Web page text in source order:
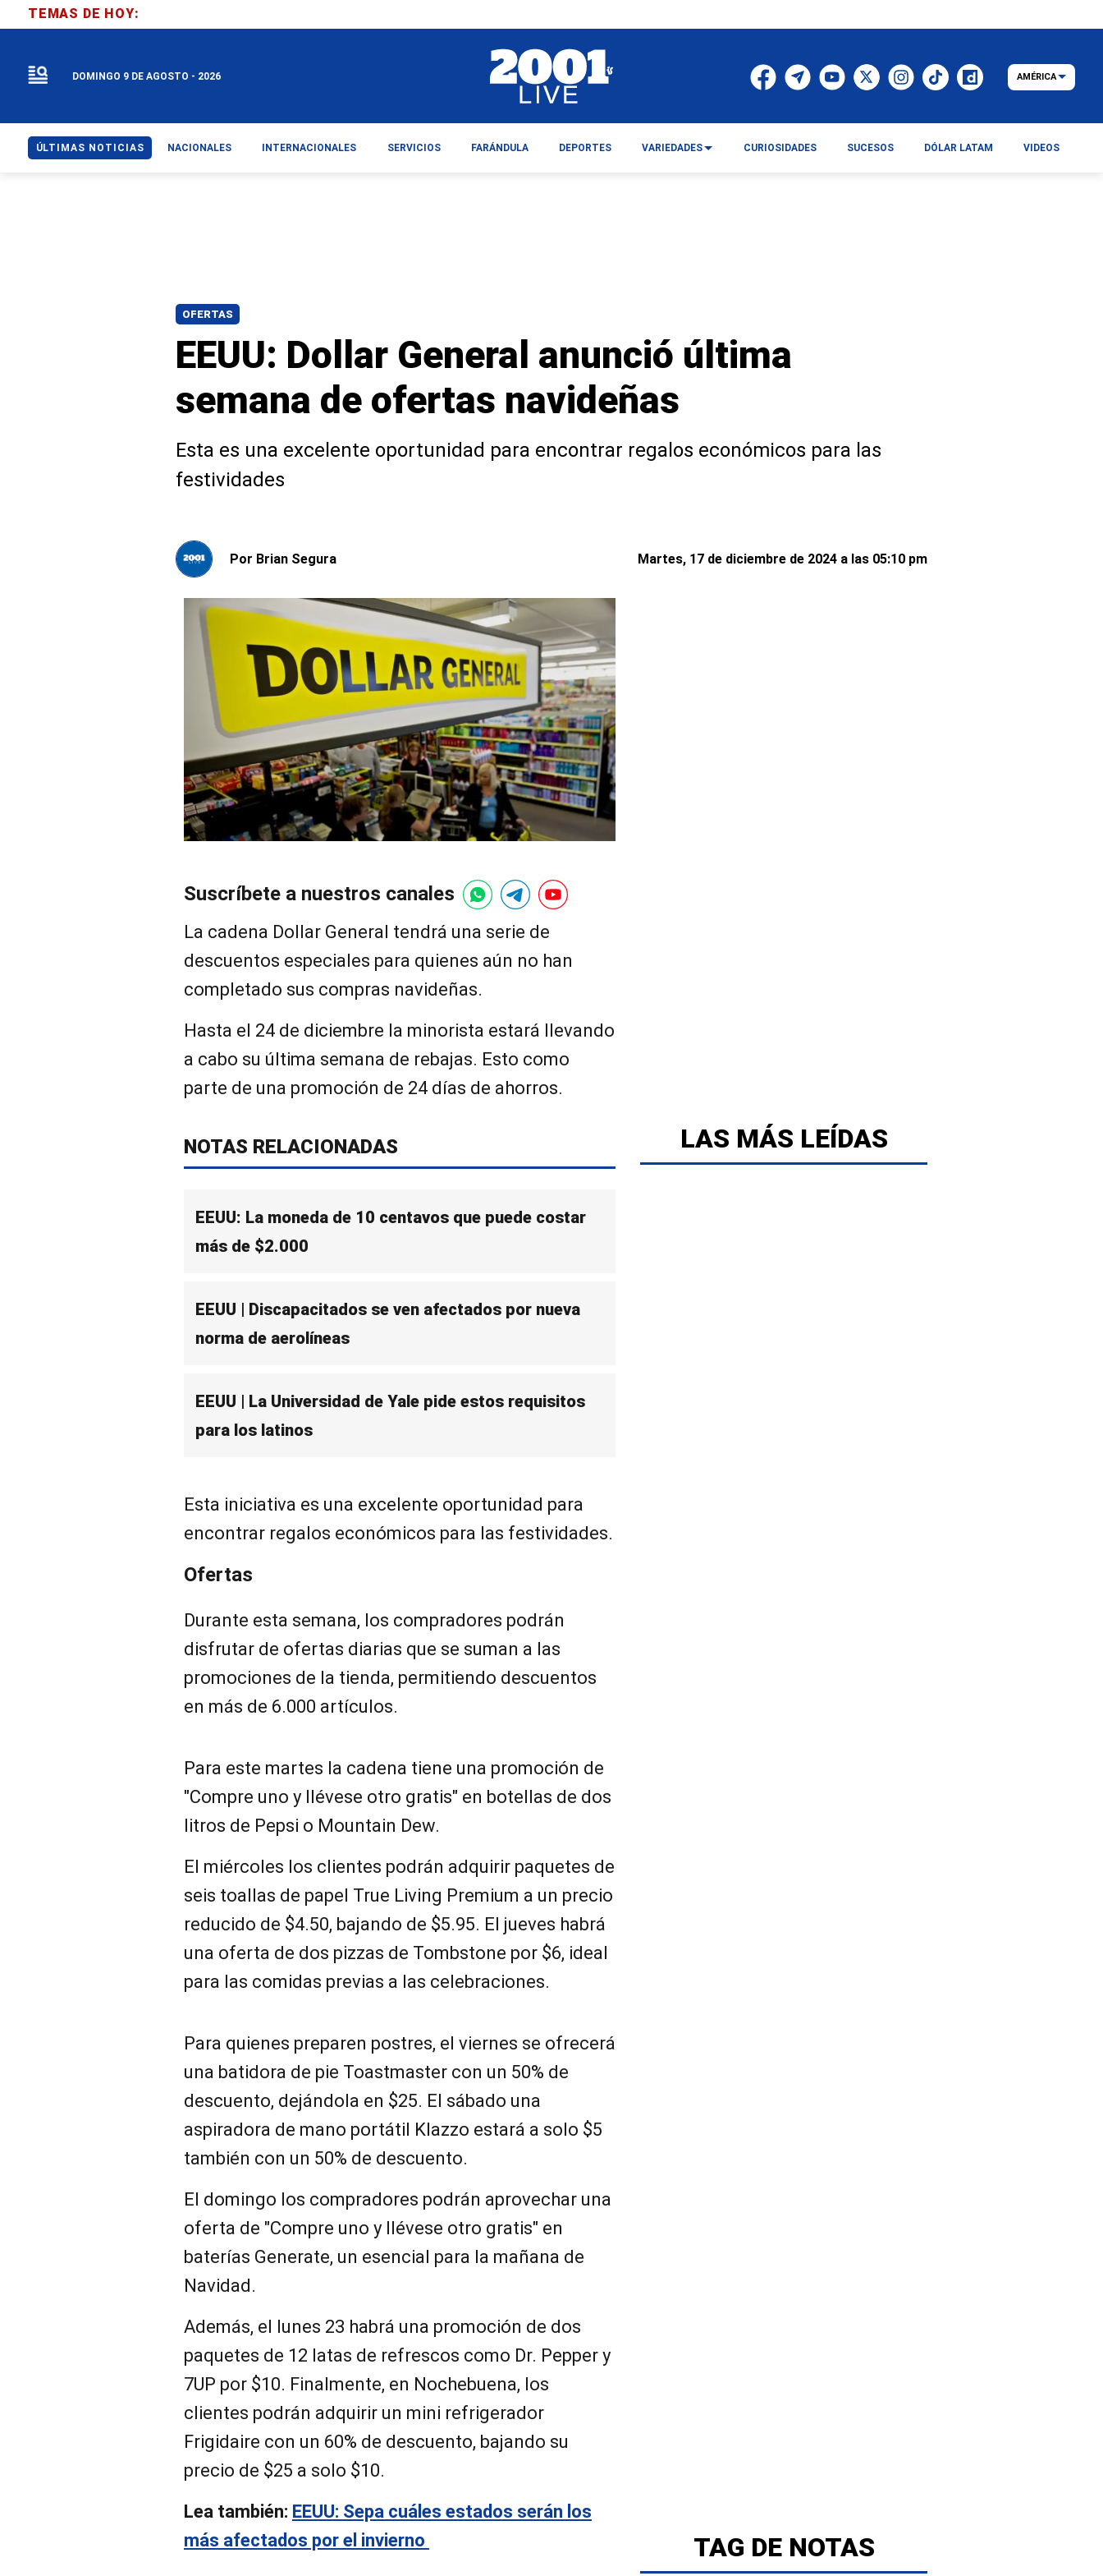
OFERTAS
EEUU: Dollar General anunció última
semana de ofertas navideñas
Esta es una excelente oportunidad para encontrar regalos económicos para las
festividades
Por Brian Segura Martes, 17 de diciembre de 2024 a las 05:10 pm
Suscríbete a nuestros canales
La cadena Dollar General tendrá una serie de
descuentos especiales para quienes aún no han
completado sus compras navideñas.
Hasta el 24 de diciembre la minorista estará llevando
a cabo su última semana de rebajas. Esto como
parte de una promoción de 24 días de ahorros.
NOTAS RELACIONADAS
EEUU: La moneda de 10 centavos que puede costar
más de $2.000
EEUU | Discapacitados se ven afectados por nueva
norma de aerolíneas
EEUU | La Universidad de Yale pide estos requisitos
para los latinos
Esta iniciativa es una excelente oportunidad para
encontrar regalos económicos para las festividades.
Ofertas
Durante esta semana, los compradores podrán
disfrutar de ofertas diarias que se suman a las
promociones de la tienda, permitiendo descuentos
en más de 6.000 artículos.
Para este martes la cadena tiene una promoción de
"Compre uno y llévese otro gratis" en botellas de dos
litros de Pepsi o Mountain Dew.
El miércoles los clientes podrán adquirir paquetes de
seis toallas de papel True Living Premium a un precio
reducido de $4.50, bajando de $5.95. El jueves habrá
una oferta de dos pizzas de Tombstone por $6, ideal
para las comidas previas a las celebraciones.
Para quienes preparen postres, el viernes se ofrecerá
una batidora de pie Toastmaster con un 50% de
descuento, dejándola en $25. El sábado una
aspiradora de mano portátil Klazzo estará a solo $5
también con un 50% de descuento.
El domingo los compradores podrán aprovechar una
oferta de "Compre uno y llévese otro gratis" en
baterías Generate, un esencial para la mañana de
Navidad.
Además, el lunes 23 habrá una promoción de dos
paquetes de 12 latas de refrescos como Dr. Pepper y
7UP por $10. Finalmente, en Nochebuena, los
clientes podrán adquirir un mini refrigerador
Frigidaire con un 60% de descuento, bajando su
precio de $25 a solo $10.
Lea también: EEUU: Sepa cuáles estados serán los
más afectados por el invierno
LAS MÁS LEÍDAS
TAG DE NOTAS
TEMAS DE HOY:
DOMINGO 9 DE AGOSTO - 2026 AMÉRICA
ÚLTIMAS NOTICIAS NACIONALES INTERNACIONALES SERVICIOS FARÁNDULA DEPORTES VARIEDADES CURIOSIDADES SUCESOS DÓLAR LATAM VIDEOS